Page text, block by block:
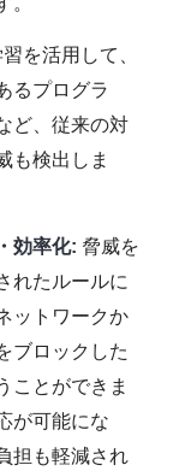
を活用して、
るプログラ
ど、従来の対
も検出しま
効率化: 脅威を
れたルールに
ットワークか
ブロックした
ことができま
が可能にな
担も軽減され